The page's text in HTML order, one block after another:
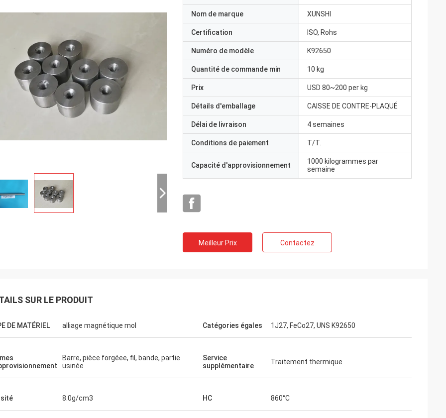
grand associé pour l'alliage de
nickel !
Nom de marque XUNSHI
Certification ISO, Rohs
Numéro de modèle K92650
Quantité de commande min 10 kg
Prix USD 80~200 per kg
Détails d'emballage CAISSE DE CONTRE-PLAQUÉ
Délai de livraison 4 semaines
Conditions de paiement T/T.
Capacité d'approvisionnement
1000 kilogrammes par
semaine
Meilleur Prix Contactez
SUR LE PRODUIT
DE MATÉRIEL alliage magnétique mol Catégories égales 1J27, FeCo27, UNS K92650
Barre, pièce forgéee, fil, bande, partie
usinée
Service
supplémentaire
Traitement thermique
8.0g/cm3 HC 860°C